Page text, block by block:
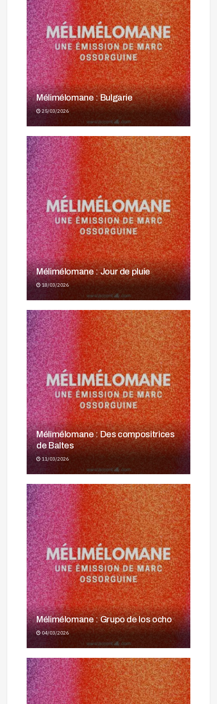
Mélimélomane : Bulgarie
25/03/2026
Mélimélomane : Jour de pluie
18/03/2026
Mélimélomane : Des compositrices
de Baltes
11/03/2026
Mélimélomane : Grupo de los ocho
04/03/2026